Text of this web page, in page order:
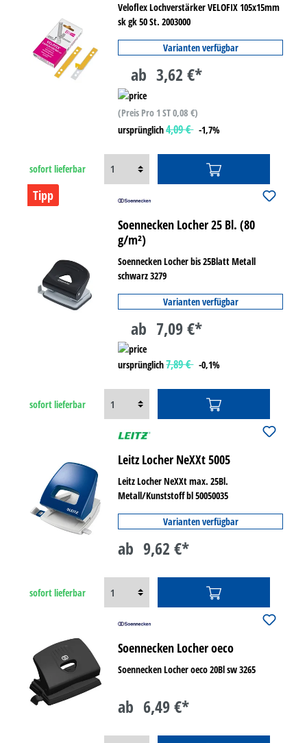
Veloflex Lochverstärker VELOFIX 105x15mm
sk gk 50 St. 2003000
Varianten verfügbar
ab 3,62 €*
(Preis Pro 1 ST 0,08 €)
ursprünglich4,09 € -1,7%
sofort lieferbar
Tipp
Soennecken Locher 25 Bl. (80
g/m²)
Soennecken Locher bis 25Blatt Metall
schwarz 3279
Varianten verfügbar
ab 7,09 €*
ursprünglich7,89 € -0,1%
sofort lieferbar
Leitz Locher NeXXt 5005
Leitz Locher NeXXt max. 25Bl.
Metall/Kunststoff bl 50050035
Varianten verfügbar
ab 9,62 €*
sofort lieferbar
Soennecken Locher oeco
Soennecken Locher oeco 20Bl sw 3265
ab 6,49 €*